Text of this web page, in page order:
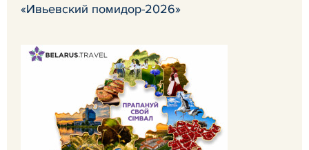
«Ивьевский помидор-2026»